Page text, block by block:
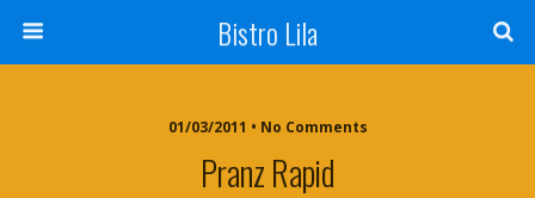
Bistro Lila
01/03/2011 • No Comments
Pranz Rapid